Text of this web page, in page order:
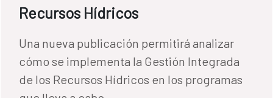
Recursos Hídricos
Una nueva publicación permitirá analizar
cómo se implementa la Gestión Integrada
de los Recursos Hídricos en los programas